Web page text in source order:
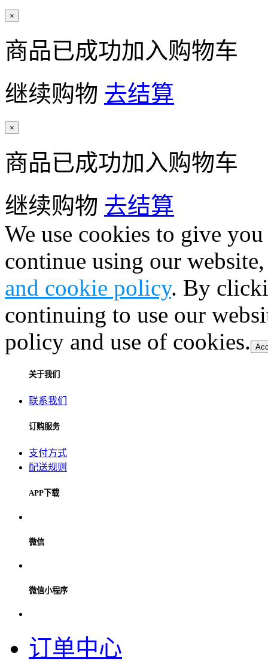
×
商品已成功加入购物车
继续购物 去结算
×
商品已成功加入购物车
继续购物 去结算
We use cookies to give
continue using our
and cookie policy. By
continuing to use our
policy and use of cookies.
关于我们
联系我们
订购服务
支付方式
配送规则
APP下载
微信
微信小程序
订单中心